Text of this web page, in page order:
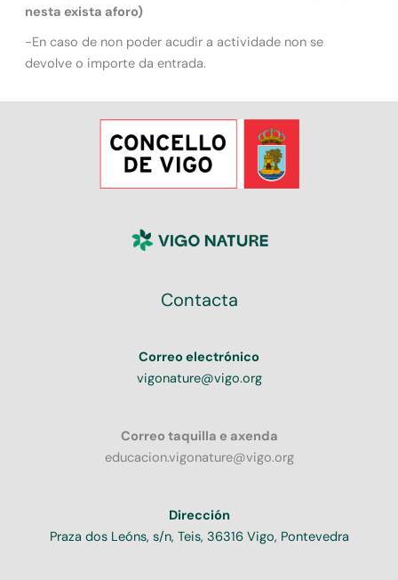
nesta exista aforo)
-En caso de non poder acudir a actividade non se
devolve o importe da entrada.
Contacta
Correo electrónico
vigonature@vigo.org
Correo taquilla e axenda
educacion.vigonature@vigo.org
Dirección
Praza dos Leóns, s/n, Teis, 36316 Vigo, Pontevedra